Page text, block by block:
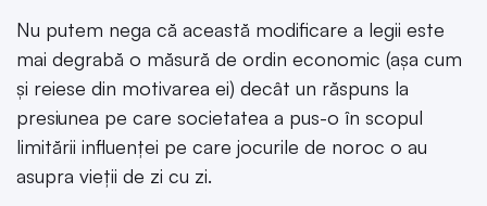
Nu putem nega că această modificare a legii este
mai degrabă o măsură de ordin economic (așa cum
și reiese din motivarea ei) decât un răspuns la
presiunea pe care societatea a pus-o în scopul
limitării influenței pe care jocurile de noroc o au
asupra vieții de zi cu zi.